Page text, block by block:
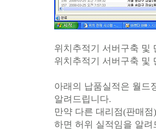
위치추적기 서버구축 및
위치추적기 서버구축 및
아래의 납품실적은 월드
알려드립니다.
만약 다른 대리점(판매
하면 허위 실적임을 알려